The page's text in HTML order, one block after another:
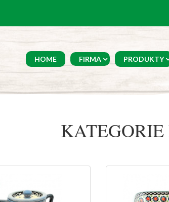
HOME FIRMA PRODUKTY